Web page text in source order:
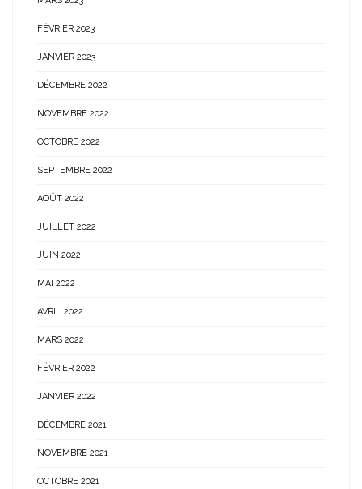
FÉVRIER 2023
JANVIER 2023
DÉCEMBRE 2022
NOVEMBRE 2022
OCTOBRE 2022
SEPTEMBRE 2022
AOÛT 2022
JUILLET 2022
JUIN 2022
MAI 2022
AVRIL 2022
MARS 2022
FÉVRIER 2022
JANVIER 2022
DÉCEMBRE 2021
NOVEMBRE 2021
OCTOBRE 2021